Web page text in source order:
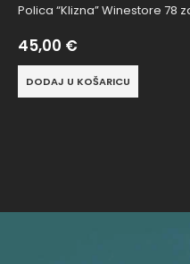
Polica “Klizna” Winestore 78
45,00 €
DODAJ U KOŠARICU